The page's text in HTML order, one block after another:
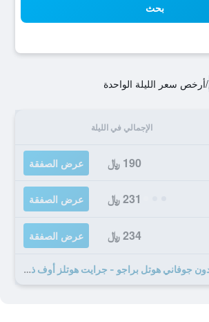
بحث
/أرخص سعر الليلة الواحدة
الإجمالي في الليلة
190 ﷼ عرض الصفقة
231 ﷼ عرض الصفقة
234 ﷼ عرض الصفقة
47 صفقة إضافية لـ دون جوفاني هوتل براجو - جرايت هوتلز أوف ذا وورلد